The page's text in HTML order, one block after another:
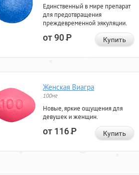
Единственный в мире препарат
для предотвращения
преждевременной эякуляции.
от 90Р Купить
Женская Виагра
100мг
Новые, яркие ощущения для
девушек и женщин.
от 116Р Купить